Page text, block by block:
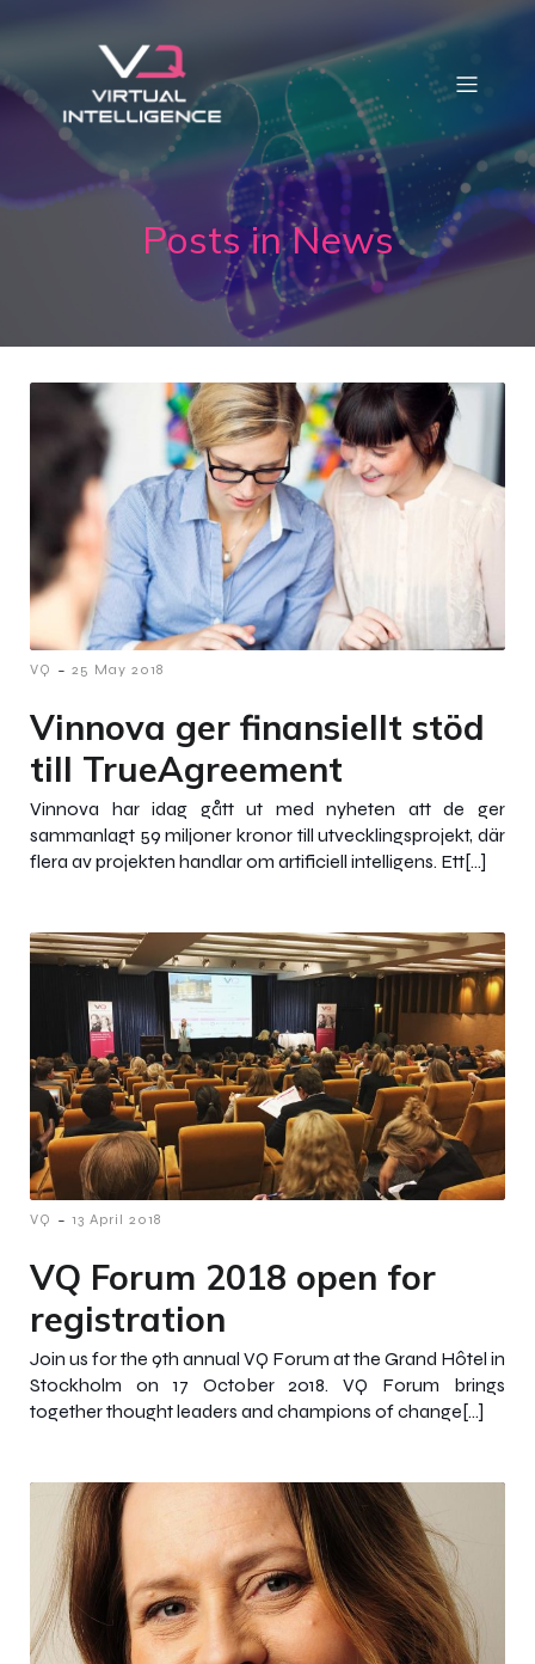
Posts in News
VQ - 25 May 2018
Vinnova ger finansiellt stöd
till TrueAgreement
Vinnova har idag gått ut med nyheten att de ger
sammanlagt 59 miljoner kronor till utvecklingsprojekt, där
flera av projekten handlar om artificiell intelligens. Ett[…]
VQ - 13 April 2018
VQ Forum 2018 open for
registration
Join us for the 9th annual VQ Forum at the Grand Hôtel in
Stockholm on 17 October 2018. VQ Forum brings
together thought leaders and champions of change[…]